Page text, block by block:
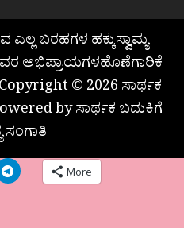
ಬರಹಗಳ ಹಕ್ಕುಸ್ವಾಮ್ಯ
ಅಭಿಪ್ರಾಯಗಳಹೊಣೆಗಾರಿಕೆ
© 2026 ಸಾರ್ಥಕ
by ಸಾರ್ಥಕ ಬದುಕಿಗೆ
ಸಂಗಾತಿ
More